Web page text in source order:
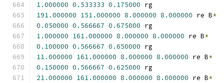
1.000000 0.533333 0.175000 rg
191.000000 151.000000 8.000000 8.000000 re B*
0.050000 0.566667 0.675000 rg
1.000000 161.000000 8.000000 8.000000 re B*
0.100000 0.566667 0.650000 rg
11.000000 161.000000 8.000000 8.000000 re B*
0.150000 0.566667 0.625000 rg
21.000000 161.000000 8.000000 8.000000 re B*